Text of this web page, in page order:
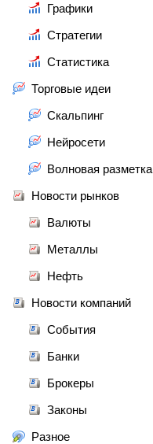
Графики
Стратегии
Статистика
Торговые идеи
Скальпинг
Нейросети
Волновая разметка
Новости рынков
Валюты
Металлы
Нефть
Новости компаний
События
Банки
Брокеры
Законы
Разное